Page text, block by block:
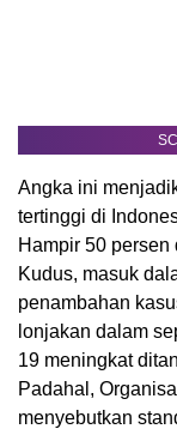
Angka ini
tertinggi di
Hampir 50
Kudus, masuk
penambahan
lonjakan dalam
19 meningkat
Padahal,
menyebutkan